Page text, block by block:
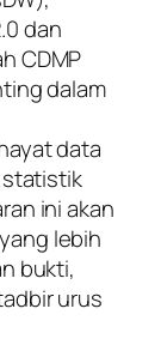
dan
CDMP
dalam
data
ini akan
lebih
bukti,
urus